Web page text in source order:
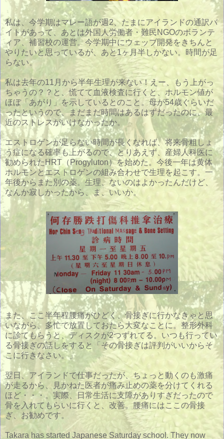
私は、今学期はマレー語が週2、たまにアイランドの通訳バ
イトがあって、あとは外国人労働者・難民NGOのボランテ
ィア、補習校の運営。今学期中にウェッブ開発をきちんと
やりたいと思っているが、あと1ヶ月半しかない。時間が足
らない。
私は去年の11月から半年生理が来ない！えー、もう上がっ
ちゃうの？？と、慌てて血液検査に行くと、ホルモン値が
ほぼ「あがり」を示しているとのこと。母が54歳ぐらいだ
ったというので、まだまだ時間はあるはずだったのに、最
近のストレスがいけなかったか。
エストロゲンが足らない時間が長くなれば、将来骨粗しょ
う症になる確率も上がるので、とりあえず、産婦人科医に
勧められたHRT（Progyluton）を始めた。今後一年は黄体
ホルモンとエストロゲンの組み合わせで生理を起こす。一
年後からまた別の薬。生理、ないのはよかったんだけど、
なんか寂しかったから、ま、いいか。
また、ここ半年程腰痛がひどく、骨接ぎに行かなきゃと思
いながら、多忙で放置しておたら大変なことに。整形外科
に診てもらうと、ディスクが2つずれてる。いつも行ってい
る骨接ぎの話しをすると「その骨接ぎは評判がいいからそ
こに行きなさい。」
翌日、アイランドで仕事だったが、ちょっと動くのも激痛
が走るから、見かねた医者が痛み止めの薬を分けてくれる
ほど・・・。実際、日常生活に支障がありすぎだったので
骨を入れてもらいに行くと、改善。腰痛にはここの骨接
ぎ、お勧めです。
Takara has started Japanese Saturday school. They now